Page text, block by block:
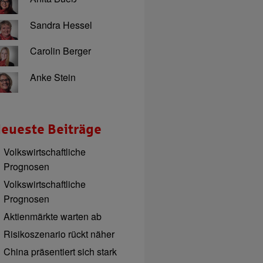
Sandra Hessel
Carolin Berger
Anke Stein
Beiträge
Volkswirtschaftliche
Prognosen
Volkswirtschaftliche
Prognosen
Aktienmärkte warten ab
Risikoszenario rückt näher
China präsentiert sich stark